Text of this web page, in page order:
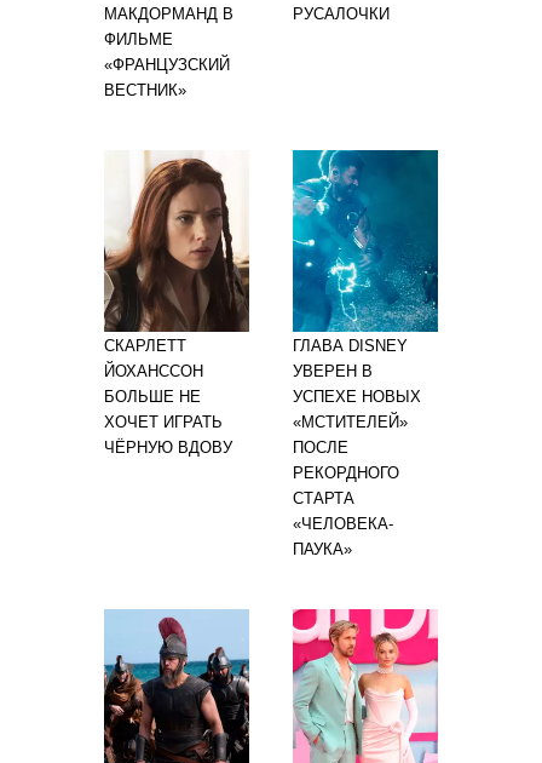
МАКДОРМАНД В
ФИЛЬМЕ
«ФРАНЦУЗСКИЙ
ВЕСТНИК»
РУСАЛОЧКИ
СКАРЛЕТТ
ЙОХАНССОН
БОЛЬШЕ НЕ
ХОЧЕТ ИГРАТЬ
ЧЁРНУЮ ВДОВУ
ГЛАВА DISNEY
УВЕРЕН В
УСПЕХЕ НОВЫХ
«МСТИТЕЛЕЙ»
ПОСЛЕ
РЕКОРДНОГО
СТАРТА
«ЧЕЛОВЕКА-
ПАУКА»